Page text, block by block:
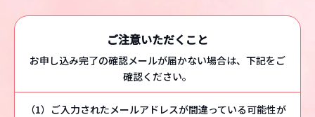
園での生活
園での1日
ご注意いただくこと
お申し込み完了の確認メールが届かない場合は、下記をご
確認ください。
（1）ご入力されたメールアドレスが間違っている可能性が